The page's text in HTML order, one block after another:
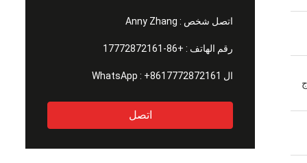
اتصل شخص : Anny Zhang
رقم الهاتف : +86-17772872161
ال WhatsApp : +8617772872161
اتصل